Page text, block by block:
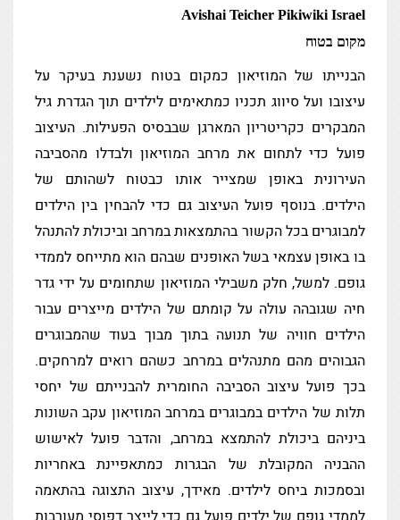
Avishai Teicher Pikiwiki Israel
מקום בטוח
הבנייתו של המוזיאון כמקום בטוח נשענת בעיקר על
עיצובו ועל סיווג תכניו כמתאימים לילדים תוך הגדרת גיל
המבקרים כקריטריון המארגן שבבסיס הפעילות. העיצוב
פועל כדי לתחום את מרחב המוזיאון ולבדלו מהסביבה
העירונית באופן שמצייר אותו כבטוח לשהותם של
הילדים. בנוסף פועל העיצוב גם כדי להבחין בין הילדים
למבוגרים בכל הקשור בהתמצאות במרחב וביכולת להתנהל
בו באופן עצמאי בשל האופנים שבהם הוא מתייחס לממדי
גופם. למשל, חלק משבילי המוזיאון שתחומים על ידי גדר
חיה שגובהה עולה על קומתם של הילדים מייצרים עבור
הילדים חוויה של תנועה בתוך מבוך בעוד שהמבוגרים
הגבוהים מהם מתנהלים במרחב כשהם רואים למרחקים.
בכך פועל עיצוב הסביבה החומרית להבנייתם של יחסי
תלות של הילדים במבוגרים במרחב המוזיאון עקב השונות
ביניהם ביכולת להתמצא במרחב, והדבר פועל לאישוש
ההבניה המקובלת של הבגרות כמתאפיינת באחריות
ובסמכות ביחס לילדים. מאידך, עיצוב התצוגה בהתאמה